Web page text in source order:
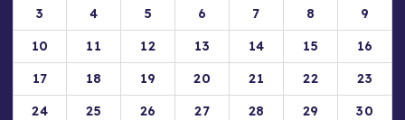
1
2
3
4 5 6 7 8
9
10
11 12 13 14 15
16
17
18 19 20 21 22
23